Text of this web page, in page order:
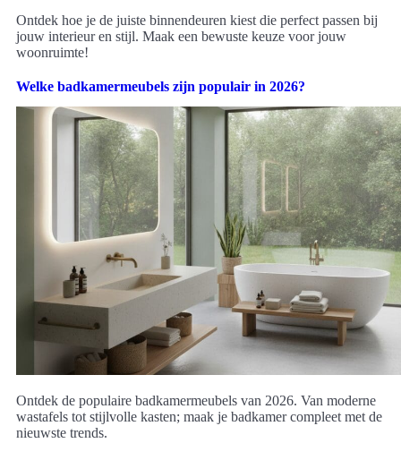
Ontdek hoe je de juiste binnendeuren kiest die perfect passen bij
jouw interieur en stijl. Maak een bewuste keuze voor jouw
woonruimte!
Welke badkamermeubels zijn populair in 2026?
Ontdek de populaire badkamermeubels van 2026. Van moderne
wastafels tot stijlvolle kasten; maak je badkamer compleet met de
nieuwste trends.